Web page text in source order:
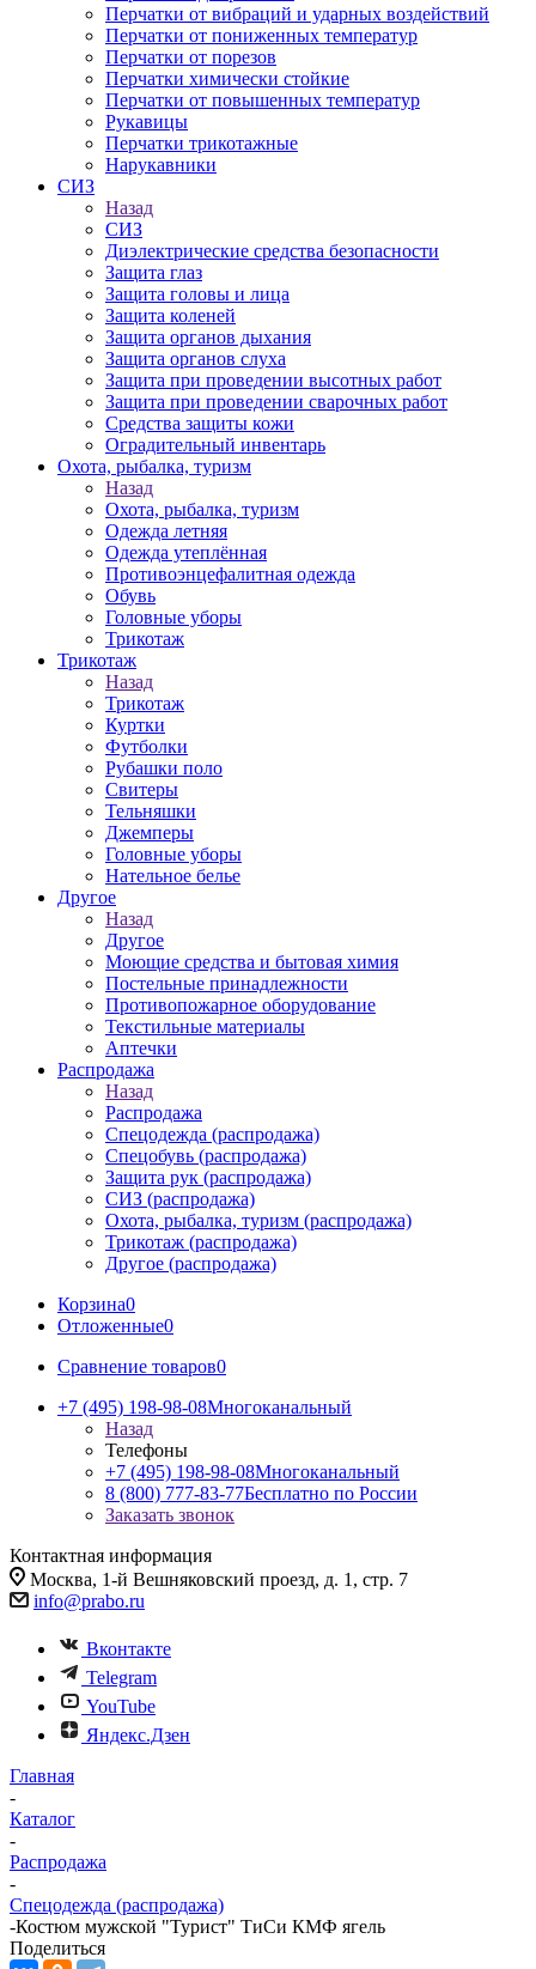
Перчатки от вибраций и ударных воздействий
Перчатки от пониженных температур
Перчатки от порезов
Перчатки химически стойкие
Перчатки от повышенных температур
Рукавицы
Перчатки трикотажные
Нарукавники
СИЗ
Назад
СИЗ
Диэлектрические средства безопасности
Защита глаз
Защита головы и лица
Защита коленей
Защита органов дыхания
Защита органов слуха
Защита при проведении высотных работ
Защита при проведении сварочных работ
Средства защиты кожи
Оградительный инвентарь
Охота, рыбалка, туризм
Назад
Охота, рыбалка, туризм
Одежда летняя
Одежда утеплённая
Противоэнцефалитная одежда
Обувь
Головные уборы
Трикотаж
Трикотаж
Назад
Трикотаж
Куртки
Футболки
Рубашки поло
Свитеры
Тельняшки
Джемперы
Головные уборы
Нательное белье
Другое
Назад
Другое
Моющие средства и бытовая химия
Постельные принадлежности
Противопожарное оборудование
Текстильные материалы
Аптечки
Распродажа
Назад
Распродажа
Спецодежда (распродажа)
Спецобувь (распродажа)
Защита рук (распродажа)
СИЗ (распродажа)
Охота, рыбалка, туризм (распродажа)
Трикотаж (распродажа)
Другое (распродажа)
Корзина0
Отложенные0
Сравнение товаров0
+7 (495) 198-98-08Многоканальный
Назад
Телефоны
+7 (495) 198-98-08Многоканальный
8 (800) 777-83-77Бесплатно по России
Заказать звонок
Контактная информация
Москва, 1-й Вешняковский проезд, д. 1, стр. 7
info@prabo.ru
Вконтакте
Telegram
YouTube
Яндекс.Дзен
Главная
-
Каталог
-
Распродажа
-
Спецодежда (распродажа)
-Костюм мужской "Турист" ТиСи КМФ ягель
Поделиться